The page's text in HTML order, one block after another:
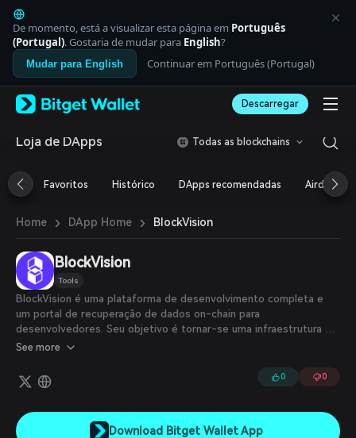
English
日本語
Tiếng Việt
Русский
Español (Latinoamérica)
Italiano
Deutsch
繁體中文
Português (Portugal)
ภาษาไทย
العربية
हिन्दी
বাংলা
Español
Português (Brasil)
Español (Argentina)
De momento, está a visualizar esta página em Português
(Portugal). Gostaria de mudar para English?
Mudar para English Continuar em Português (Portugal)
Descarregar
Loja de DApps Todas as blockchains
Favoritos Histórico DApps recomendadas Airdrop
Home › DApp Home › BlockVision
BlockVision
Tools
BlockVision é uma plataforma de desenvolvimento completa e
um portal de recuperação de dados on-chain para
desenvolvedores. Seu objetivo é tornar-se uma infraestrutura e
rede abertas, permitindo que os desenvolvedores construam,
como APIs personalizadas.
See more
0 0
Download Bitget Wallet App